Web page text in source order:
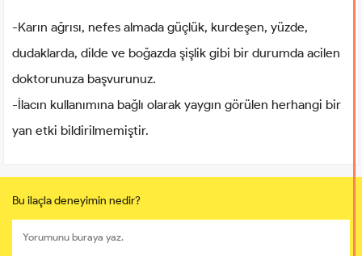
-Karın ağrısı, nefes almada güçlük, kurdeşen, yüzde,
dudaklarda, dilde ve boğazda şişlik gibi bir durumda acilen
doktorunuza başvurunuz.
-İlacın kullanımına bağlı olarak yaygın görülen herhangi bir
yan etki bildirilmemiştir.
Bu ilaçla deneyimin nedir?